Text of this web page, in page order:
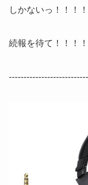
しかないっ！！！！
続報を待て！！！！